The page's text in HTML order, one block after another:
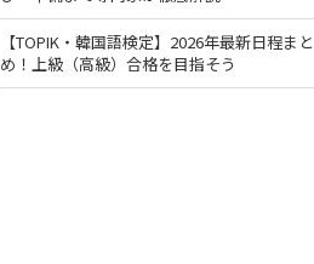
【TOPIK・韓国語検定】2026年最新日程まと
め！上級（高級）合格を目指そう